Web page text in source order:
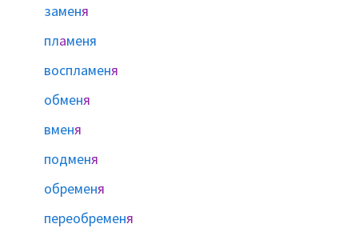
заменя
пламеня
воспламеня
обменя
вменя
подменя
обременя
переобременя